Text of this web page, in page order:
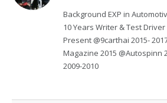
Background EXP in
10 Years Writer & Test
Present @9carthai 2015-
Magazine 2015 @Autospinn
2009-2010